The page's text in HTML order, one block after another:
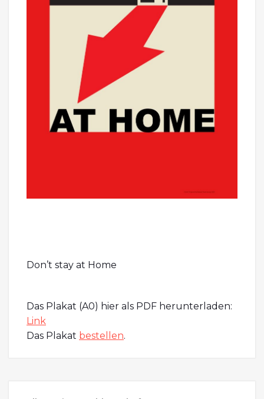
Don’t stay at Home
Das Plakat (A0) hier als PDF herunterladen:
Link
Das Plakat bestellen.